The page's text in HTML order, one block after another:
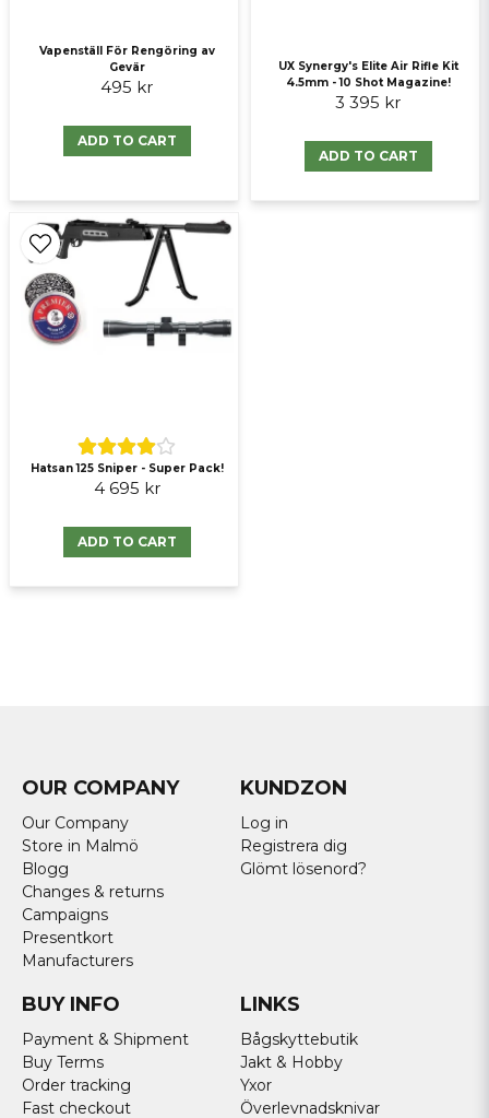
Vapenställ För Rengöring av
Gevär
495 kr
ADD TO CART
UX Synergy's Elite Air Rifle Kit
4.5mm - 10 Shot Magazine!
3 395 kr
ADD TO CART
Hatsan 125 Sniper - Super Pack!
4 695 kr
ADD TO CART
OUR COMPANY
Our Company
Store in Malmö
Blogg
Changes & returns
Campaigns
Presentkort
Manufacturers
KUNDZON
Log in
Registrera dig
Glömt lösenord?
BUY INFO
Payment & Shipment
Buy Terms
Order tracking
Fast checkout
LINKS
Bågskyttebutik
Jakt & Hobby
Yxor
Överlevnadsknivar